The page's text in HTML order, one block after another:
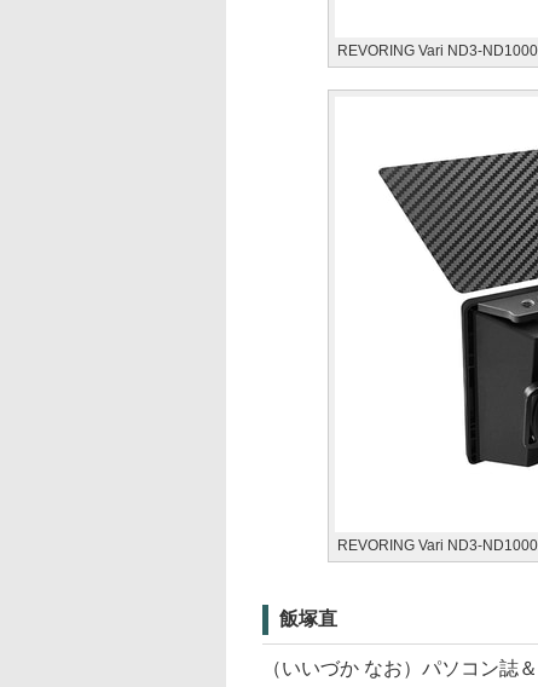
REVORING Vari ND3-
REVORING Vari ND3-
飯塚直
（いいづか なお）パソコン誌